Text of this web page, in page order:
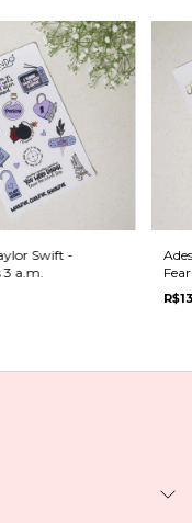
Swift -
a.m.